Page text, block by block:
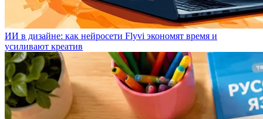
ИИ в дизайне: как нейросети Flyvi экономят время и
усиливают креатив